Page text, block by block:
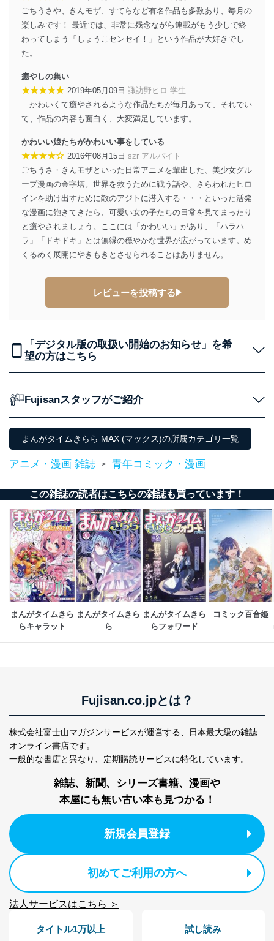
メール等により個人データの含まれるファイルを
送信する場合に、当該ファイルへのパスワードを
設定しています。
当社は、内部監査及びマネジメントレビューの機会を通
じて、個人情報保護マネジメントシステムを継続的に改
善し、常に最良の状態を維持します。
苦情及び相談受付け窓口
貴殿の個人情報及び当社の個人情報保護マネジメントシ
ステムに関するご相談及び苦情については以下までご連
絡ください。
適切、かつ迅速に対応させていただきます。
株式会社富士山マガジンサービス 個人情報問い合わせ
係
TEL：0570-200-223
FAX：03-5459-7073
e-mail：cs@fujisan.co.jp
改訂：2025年2月20日
代表取締役会長 西野 伸一郎
１．個人情報保護管理者
当社は以下の個人情報保護管理者を設置し、個人情報保
護管理者の責任のもと、個人情報を取得・アクセス・利
東京都渋谷区南平台町16-11
株式会社富士山マガジンサービス
個人情報保護管理者: 経営管理グループディレクター 前
当社が取り扱う開示対象個人情報の利用目的は次のとお
りです。
No
個人情報の種類 利用目的
1
当社の定期購読サ
ービス等をご利用
の方の個人情報
購入商品の配送のため
商品代金回収のため
ｅメール等による商品、サービ
ス、キャンペーン等の広告の案内
のため
個人が特定できない形で取得した
閲覧履歴や購買履歴等の情報を分
析して、趣味・嗜好に
3
当社カスタマーQ＆
Aサービス利用者
カスタマーQ＆Aサイトの投稿内容
の確認のため
ｅメール等によるカスタマーQ＆A
サイトのサービス内容のご案内の
ス、キャンペーン等の広告に関す
るご案内のため
採用応募者の方の
個人情報
採用選考、ご連絡のため
5
パートナー（提携
定期購読サービス
個人情報
購入商品配送のため
ル等による商品、
に関するご案内のため
SNS公式アカウン
当社のサービス利用状況の把握お
お問い合わせ対応、トラブル対
ごちうさや、きんモザ、すてらなど有名作品も多数あり、毎月の
楽しみです！ 最近では、非常に残念ながら連載がもう少しで終
わってしまう「しょうこセンセイ！」という作品が大好きでし
た。
癒やしの集い
★★★★★ 2019年05月09日 諏訪野ヒロ 学生
かわいくて癒やされるような作品たちが毎月あって、それでい
て、作品の内容も面白く、大変満足しています。
かわいい娘たちがかわいい事をしている
★★★★☆ 2016年08月15日 szr アルバイト
ごちうさ・きんモザといった日常アニメを輩出した、美少女グル
ープ漫画の金字塔。世界を救うために戦う話や、さらわれたヒロ
インを助け出すために敵のアジトに潜入する・・・といった活発
な漫画に飽きてきたら、可愛い女の子たちの日常を見てまったり
と癒やされましょう。ここには「かわいい」があり、「ハラハ
ラ」「ドキドキ」とは無縁の穏やかな世界が広がっています。め
くるめく展開にやきもきとさせられることはありません。
レビューを投稿する
「デジタル版の取扱い開始のお知らせ」を希
望の方はこちら
Fujisanスタッフがご紹介
まんがタイムきらら MAX (マックス)の所属カテゴリ一覧
アニメ・漫画 雑誌 > 青年コミック・漫画
この雑誌の読者はこちらの雑誌も買っています！
まんがタイムきら
らキャラット
まんがタイムきら
ら
まんがタイムきら
らフォワード
コミック百合姫
Fujisan.co.jpとは？
株式会社富士山マガジンサービスが運営する、
日本最大級の雑誌
オンライン書店です。
一般的な書店と異なり、 定期購読サービスに特化しています。
雑誌、新聞、シリーズ書籍、漫画や
本屋にも無い古い本も見つかる！
新規会員登録
初めてご利用の方へ
法人サービスはこちら ＞
タイトル1万以上 試し読み